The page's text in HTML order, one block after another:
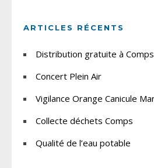
ARTICLES RÉCENTS
Distribution gratuite à
Concert Plein Air
Vigilance Orange Canicule
Collecte déchets Comps
Qualité de l’eau potable